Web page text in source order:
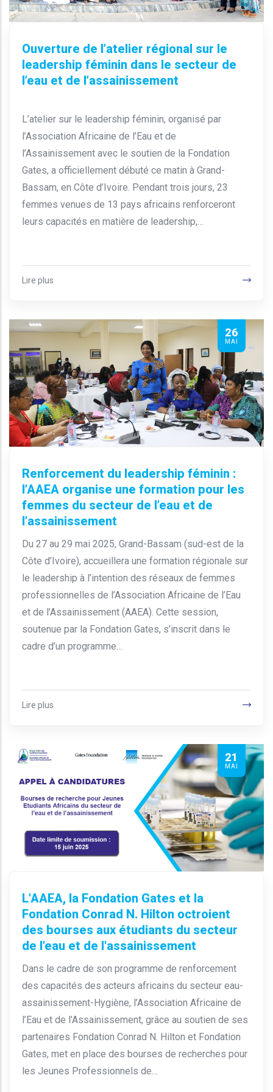
Ouverture de l’atelier régional sur le
leadership féminin dans le secteur de
l’eau et de l’assainissement
L’atelier sur le leadership féminin, organisé par
l’Association Africaine de l’Eau et de
l’Assainissement avec le soutien de la Fondation
Gates, a officiellement débuté ce matin à Grand-
Bassam, en Côte d’Ivoire. Pendant trois jours, 23
femmes venues de 13 pays africains renforceront
leurs capacités en matière de leadership,…
Lire plus
26
MAI
Renforcement du leadership féminin :
l’AAEA organise une formation pour les
femmes du secteur de l’eau et de
l’assainissement
Du 27 au 29 mai 2025, Grand-Bassam (sud-est de la
Côte d’Ivoire), accueillera une formation régionale sur
le leadership à l’intention des réseaux de femmes
professionnelles de l’Association Africaine de l’Eau
et de l’Assainissement (AAEA). Cette session,
soutenue par la Fondation Gates, s’inscrit dans le
cadre d’un programme…
Lire plus
21
MAI
L'AAEA, la Fondation Gates et la
Fondation Conrad N. Hilton octroient
des bourses aux étudiants du secteur
de l'eau et de l'assainissement
Dans le cadre de son programme de renforcement
des capacités des acteurs africains du secteur eau-
assainissement-Hygiène, l’Association Africaine de
l’Eau et de l’Assainissement, grâce au soutien de ses
partenaires Fondation Conrad N. Hilton et Fondation
Gates, met en place des bourses de recherches pour
les Jeunes Professionnels de…